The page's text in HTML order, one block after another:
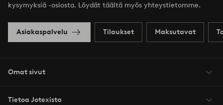
kysymyksiä -osiosta. Löydät täältä myös yhteystietomme.
Asiakaspalvelu Tilaukset Maksutavat
Omat sivut
Tietoa Jotexista